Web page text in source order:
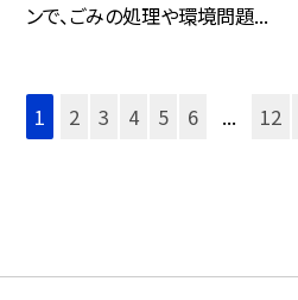
ンで、ごみの処理や環境問題...
1 2 3 4 5 6 ... 12